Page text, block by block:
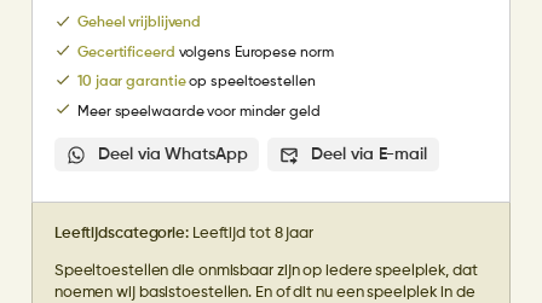
Geheel vrijblijvend
Gecertificeerd volgens Europese norm
10 jaar garantieop speeltoestellen
Meer speelwaarde voor minder geld
Deel via WhatsApp Deel via E-mail
Leeftijdscategorie:Leeftijd tot 8 jaar
Speeltoestellen die onmisbaar zijn op iedere speelplek, dat
noemen wij basistoestellen. En of dit nu een speelplek in de